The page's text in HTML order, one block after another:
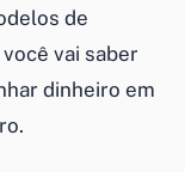
de
vai saber
dinheiro em